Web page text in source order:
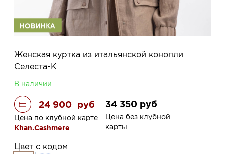
Женская куртка из итальянской конопли
Селеста-К
В наличии
24 900 руб
Цена по клубной карте
Khan.Cashmere
34 350 руб
Цена без клубной
карты
Цвет с кодом